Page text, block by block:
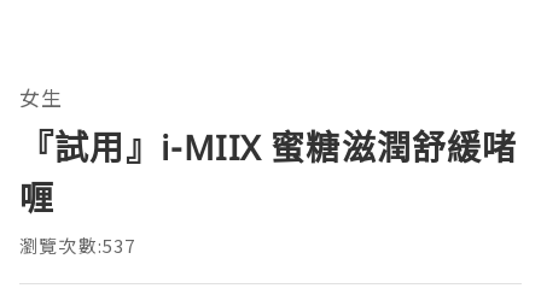
女生
『試用』i-MIIX 蜜糖滋潤舒緩啫
喱
瀏覽次數:537